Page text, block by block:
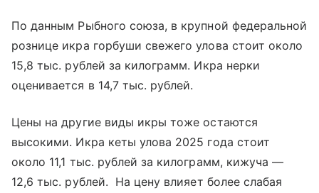
По данным Рыбного союза, в крупной федеральной
рознице икра горбуши свежего улова стоит около
15,8 тыс. рублей за килограмм. Икра нерки
оценивается в 14,7 тыс. рублей.
Цены на другие виды икры тоже остаются
высокими. Икра кеты улова 2025 года стоит
около 11,1 тыс. рублей за килограмм, кижуча —
12,6 тыс. рублей. На цену влияет более слабая